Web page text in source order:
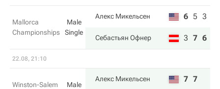
Mallorca
Championships
Male
Single
Алекс Микельсен 6 5 3
Себастьян Офнер 3 7 6
22.08, 21:10
Winston-Salem
Male
Алекс Микельсен 7 7